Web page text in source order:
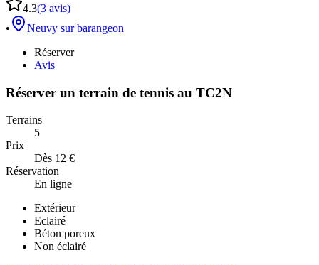
4.3(3 avis)
•
Neuvy sur barangeon
Réserver
Avis
Réserver un terrain de tennis au TC2N
Terrains
5
Prix
Dès 12 €
Réservation
En ligne
Extérieur
Eclairé
Béton poreux
Non éclairé